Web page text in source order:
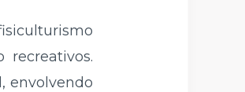
envolvendo